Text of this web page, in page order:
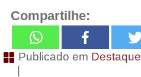
Compartilhe:
Publicado em
|